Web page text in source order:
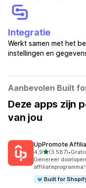
Integratie
Werkt samen met het
instellingen en
Aanbevolen Built
Deze apps zijn
van jou
UpPromote
4,9van 5 sterren
(3.587)
3587 recensies in
•
Genereer
Built for